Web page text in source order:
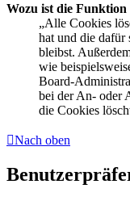
Wozu ist die Funktion
„Alle Cookies
hat und die dafür
bleibst.
wie
Board-
bei der An- oder
die Cookies
Nach oben